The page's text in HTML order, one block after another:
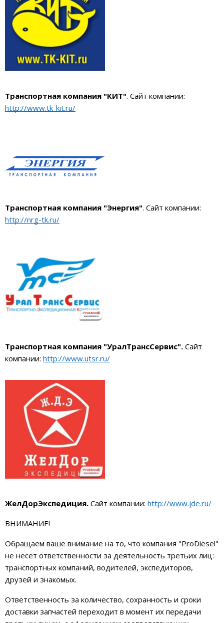
Транспортная компания "КИТ". Сайт компании:
http://www.tk-kit.ru/
Транспортная компания "Энергия". Сайт компании:
http://nrg-tk.ru/
Транспортная компания "УралТрансСервис". Сайт
компании: http://www.utsr.ru/
ЖелДорЭкспедиция. Сайт компании: http://www.jde.ru/
ВНИМАНИЕ!
Обращаем ваше внимание на то, что компания "ProDiesel"
не несет ответственности за деятельность третьих лиц:
транспортных компаний, водителей, экспедиторов,
друзей и знакомых.
Ответственность за количество, сохранность и сроки
доставки запчастей переходит в момент их передачи